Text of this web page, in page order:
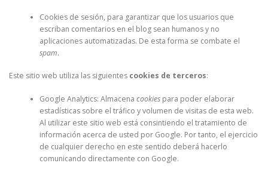
Cookies de sesión, para garantizar que los usuarios que
escriban comentarios en el blog sean humanos y no
aplicaciones automatizadas. De esta forma se combate el
spam.
Este sitio web utiliza las siguientes cookies de terceros:
Google Analytics: Almacena cookiespara poder elaborar
estadísticas sobre el tráfico y volumen de visitas de esta web.
Al utilizar este sitio web está consintiendo el tratamiento de
información acerca de usted por Google. Por tanto, el ejercicio
de cualquier derecho en este sentido deberá hacerlo
comunicando directamente con Google.